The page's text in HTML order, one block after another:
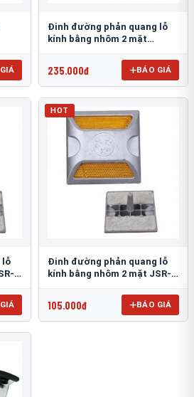
Đinh đường phản quang lỗ
kính bằng nhôm 2 mặt
235.000đ BÁO GIÁ
lỗ
HOT
Đinh đường phản quang lỗ
kính bằng nhôm 2 mặt JSR-
105.000đ BÁO GIÁ